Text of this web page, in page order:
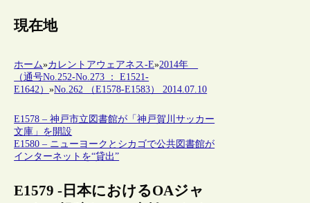
現在地
ホーム»カレントアウェアネス-E»2014年
（通号No.252-No.273 ： E1521-
E1642）»No.262 （E1578-E1583） 2014.07.10
E1578 – 神戸市立図書館が「神戸賀川サッカー
文庫」を開設
E1580 – ニューヨークとシカゴで公共図書館が
インターネットを“貸出”
E1579 -日本におけるOAジャ